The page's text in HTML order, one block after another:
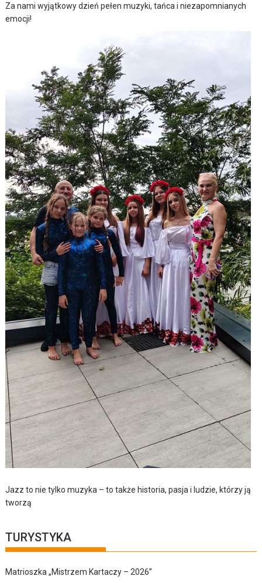
Za nami wyjątkowy dzień pełen muzyki, tańca i niezapomnianych
emocji!
Jazz to nie tylko muzyka – to także historia, pasja i ludzie, którzy ją
tworzą
TURYSTYKA
Matrioszka „Mistrzem Kartaczy – 2026”